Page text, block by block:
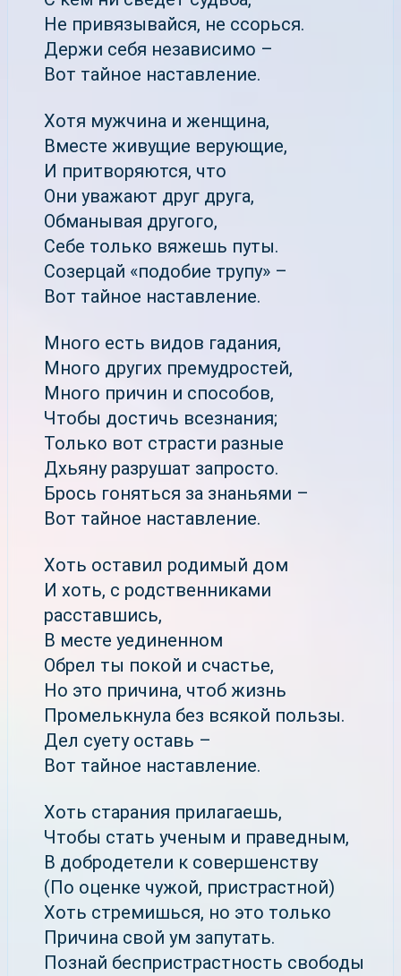
Не привязывайся, не ссорься.
Держи себя независимо –
Вот тайное наставление.
Хотя мужчина и женщина,
Вместе живущие верующие,
И притворяются, что
Они уважают друг друга,
Обманывая другого,
Себе только вяжешь путы.
Созерцай «подобие трупу» –
Вот тайное наставление.
Много есть видов гадания,
Много других премудростей,
Много причин и способов,
Чтобы достичь всезнания;
Только вот страсти разные
Дхьяну разрушат запросто.
Брось гоняться за знаньями –
Вот тайное наставление.
Хоть оставил родимый дом
И хоть, с родственниками
расставшись,
В месте уединенном
Обрел ты покой и счастье,
Но это причина, чтоб жизнь
Промелькнула без всякой пользы.
Дел суету оставь –
Вот тайное наставление.
Хоть старания прилагаешь,
Чтобы стать ученым и праведным,
В добродетели к совершенству
(По оценке чужой, пристрастной)
Хоть стремишься, но это только
Причина свой ум запутать.
Познай беспристрастность свободы